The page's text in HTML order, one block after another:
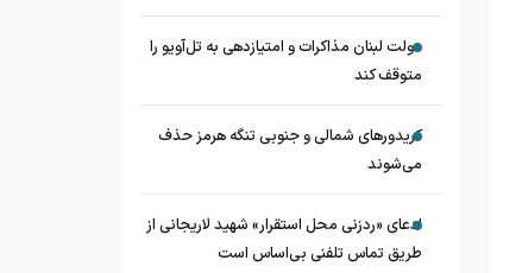
دولت لبنان مذاکرات و امتیازدهی به تل‌آویو را
متوقف کند
کریدورهای شمالی و جنوبی تنگه هرمز حذف
می‌شوند
ادعای «ردزنی محل استقرار» شهید لاریجانی از
طریق تماس تلفنی بی‌اساس است